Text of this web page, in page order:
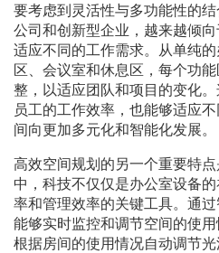
要考虑到灵活性与多功能性的
公司和创新型企业，越来越倾
适应不同的工作需求。从单纯
区、会议室和休息区，每个功
整，以适应团队和项目的变化
员工的工作效率，也能够适应
间向更加多元化和智能化发展。
高效空间规划的另一个重要特
中，科技不仅仅是办公室设备
率和管理效率的关键工具。通
能够实时监控和调节空间的使
根据房间的使用情况自动调节